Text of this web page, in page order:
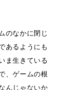
のなかに閉じ
あるようにも
ま生きている
、ゲームの根
んじゃないか